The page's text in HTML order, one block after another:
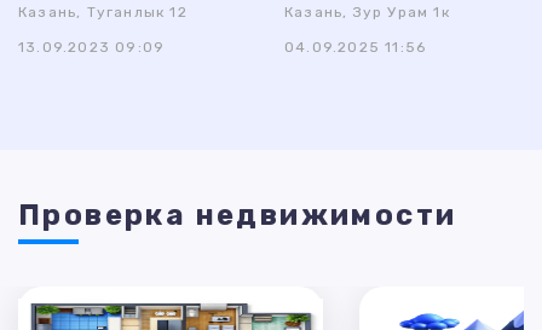
Казань, Туганлык 12
13.09.2023 09:09
Казань, Зур Урам 1к
04.09.2025 11:56
Проверка недвижимости